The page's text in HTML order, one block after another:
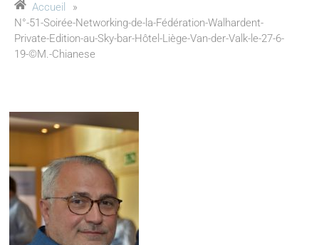
Accueil
»
N°-51-Soirée-Networking-de-la-Fédération-Walhardent-
Private-Edition-au-Sky-bar-Hôtel-Liège-Van-der-Valk-le-27-6-
19-©M.-Chianese